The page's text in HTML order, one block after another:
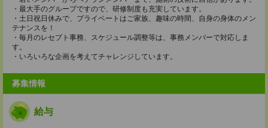
・最大手のグループですので、研修制度も充実しています。
・土日祝日休みで、プライベートはご家族、趣味の時間、自身の身体のメン
テナンスを！
・毎月のレセプト事務、スケジュール調整等は、事務メンバーで対応しま
す。
・いろいろな企画を考えてチャレンジしています。
募集情報
給与